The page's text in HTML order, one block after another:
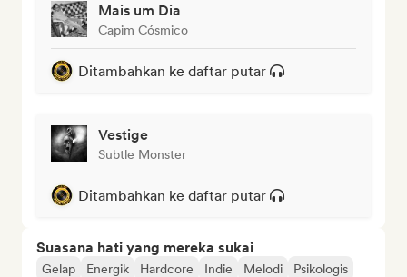
Mais um Dia
Capim Cósmico
Ditambahkan ke daftar putar
Vestige
Subtle Monster
Ditambahkan ke daftar putar
Suasana hati yang mereka sukai
Gelap Energik Hardcore Indie Melodi
Psikologis